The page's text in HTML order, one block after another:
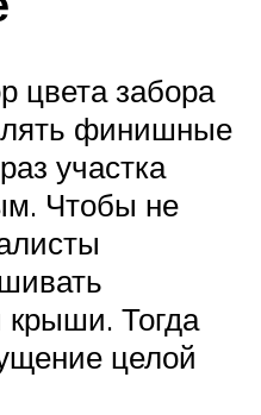
цвета забора
финишные
участка
Чтобы не
крыши. Тогда
целой